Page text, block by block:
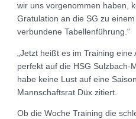
wir uns vorgenommen haben,
Gratulation an die SG zu
verbundene Tabellenführung.“
„Jetzt heißt es im Training
perfekt auf die HSG Sulzbach-
habe keine Lust auf eine
Mannschaftsrat Düx zitiert.
Ob die Woche Training die